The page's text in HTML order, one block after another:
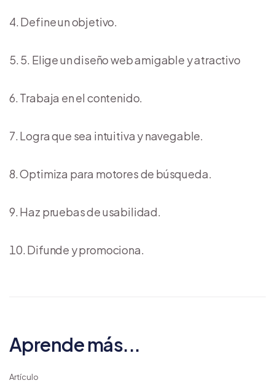
Define un objetivo.
5. Elige un diseño web amigable y atractivo
Trabaja en el contenido.
Logra que sea intuitiva y navegable.
Optimiza para motores de búsqueda.
Haz pruebas de usabilidad.
Difunde y promociona.
Aprende más...
Artículo